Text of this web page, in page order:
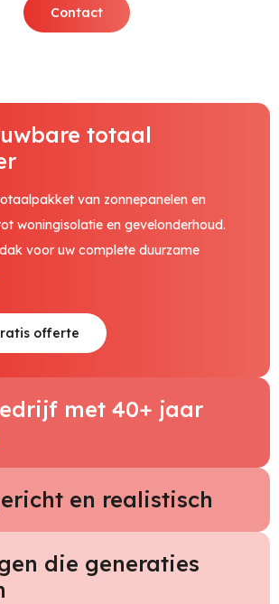
Contact
totaal
van zonnepanelen en
woningisolatie en gevelonderhoud.
voor uw complete duurzame
offerte
met 40+ jaar
en realistisch
die generaties